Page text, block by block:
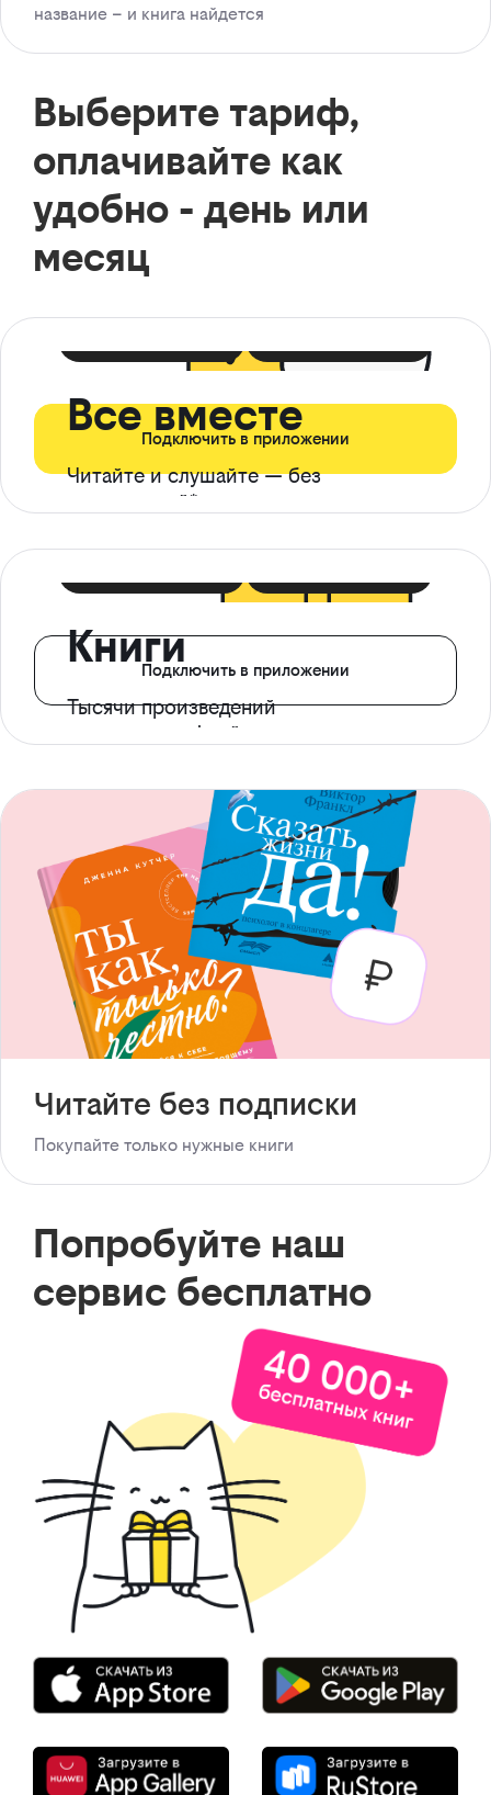
название – и книга найдется
Выберите тариф,
оплачивайте как
удобно - день или
месяц
Все вместе
Читайте и слушайте — без
ограничений*
Подключить в приложении
Книги
Тысячи произведений
с доступом офлайн
Подключить в приложении
Читайте без подписки
Покупайте только нужные книги
Попробуйте наш
сервис бесплатно